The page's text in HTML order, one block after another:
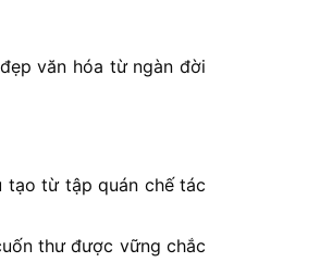
văn hóa từ ngàn đời
tạo từ tập quán chế tác
thư được vững chắc